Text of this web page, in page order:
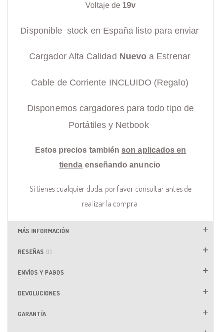
Voltaje de 19v
Disponible stock en España listo para enviar
Cargador Alta Calidad Nuevo a Estrenar
Cable de Corriente INCLUIDO (Regalo)
Disponemos cargadores para todo tipo de
Portátiles y Netbook
Estos precios también son aplicados en
tienda enseñando anuncio
Si tienes cualquier duda, por favor consultar antes de
realizar la compra
MÁS INFORMACIÓN
RESEÑAS 1
ENVÍOS Y PAGOS
DEVOLUCIONES
GARANTÍA